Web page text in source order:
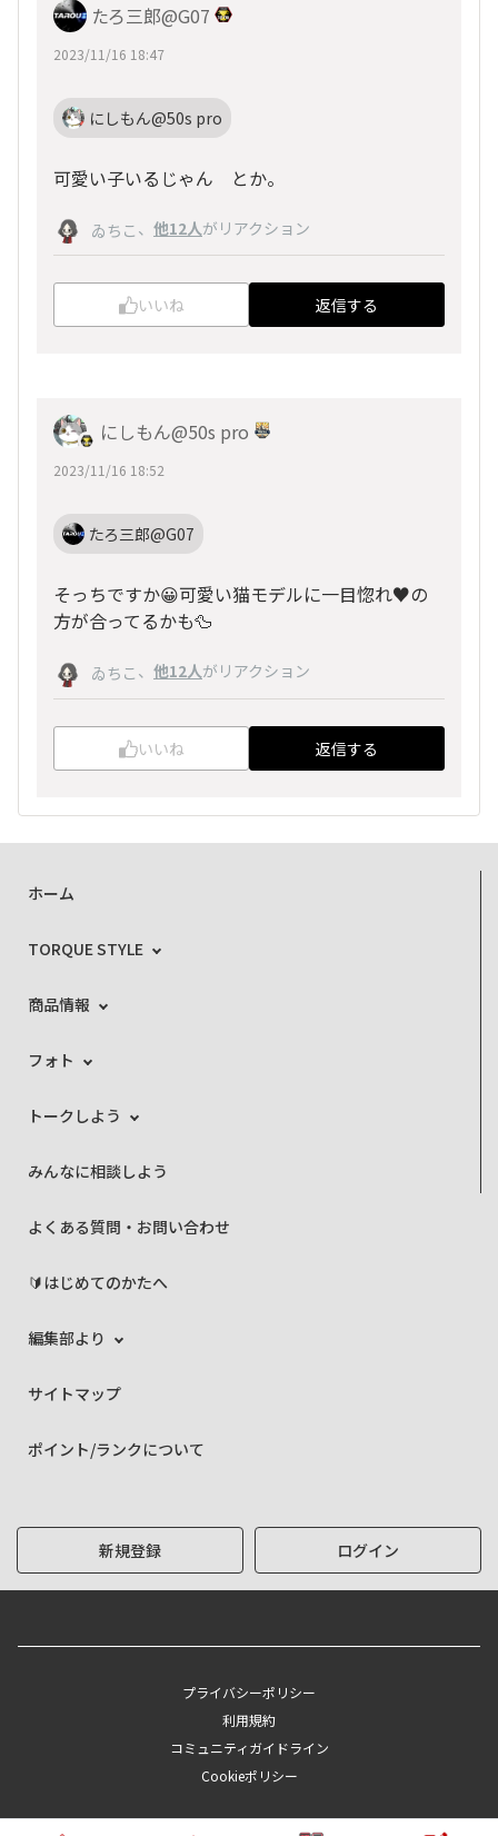
たろ三郎@G07
2023/11/16 18:47
にしもん@50s pro
可愛い子いるじゃん とか。
ゐちこ 、 他12人がリアクション
いいね 返信する
にしもん@50s pro
2023/11/16 18:52
たろ三郎@G07
そっちですか😀可愛い猫モデルに一目惚れ♥の
方が合ってるかも🦆
ゐちこ 、 他12人がリアクション
いいね 返信する
ホーム
TORQUE STYLE
商品情報
フォト
トークしよう
みんなに相談しよう
よくある質問・お問い合わせ
🔰はじめてのかたへ
編集部より
サイトマップ
ポイント/ランクについて
新規登録 ログイン
プライバシーポリシー
利用規約
コミュニティガイドライン
Cookieポリシー